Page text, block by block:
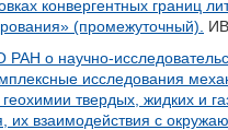
конвергентных границ
(промежуточный).
о научно-
исследования
геохимии твердых, жидких и
их взаимодействия с